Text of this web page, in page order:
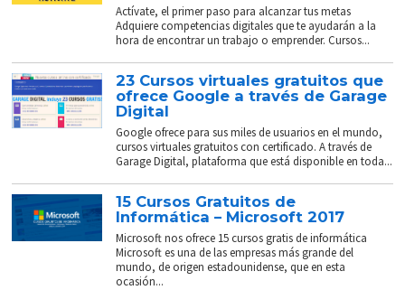
Actívate, el primer paso para alcanzar tus metas
Adquiere competencias digitales que te ayudarán a la
hora de encontrar un trabajo o emprender. Cursos...
23 Cursos virtuales gratuitos que
ofrece Google a través de Garage
Digital
Google ofrece para sus miles de usuarios en el mundo,
cursos virtuales gratuitos con certificado. A través de
Garage Digital, plataforma que está disponible en toda...
15 Cursos Gratuitos de
Informática – Microsoft 2017
Microsoft nos ofrece 15 cursos gratis de informática
Microsoft es una de las empresas más grande del
mundo, de origen estadounidense, que en esta
ocasión...